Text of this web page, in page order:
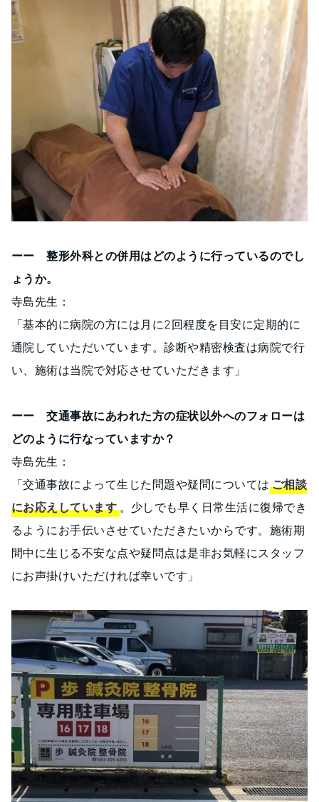
ーー 整形外科との併用はどのように行っているのでし
ょうか。
寺島先生：
「基本的に病院の方には月に2回程度を目安に定期的に
通院していただいています。診断や精密検査は病院で行
い、施術は当院で対応させていただきます」
ーー 交通事故にあわれた方の症状以外へのフォローは
どのように行なっていますか？
寺島先生：
「交通事故によって生じた問題や疑問については ご相談
にお応えしています。少しでも早く日常生活に復帰でき
るようにお手伝いさせていただきたいからです。施術期
間中に生じる不安な点や疑問点は是非お気軽にスタッフ
にお声掛けいただければ幸いです」